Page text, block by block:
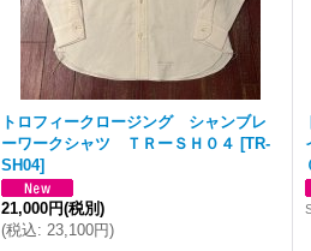
トロフィークロージング シャンブレ
ーワークシャツ ＴＲーＳＨ０４ [TR-
SH04]
21,000円(税別)
(税込: 23,100円)